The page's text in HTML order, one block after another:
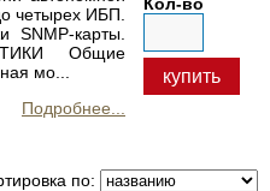
купить
четырех ИБП.
SNMP-карты.
Общие
мо...
Подробнее...
по: